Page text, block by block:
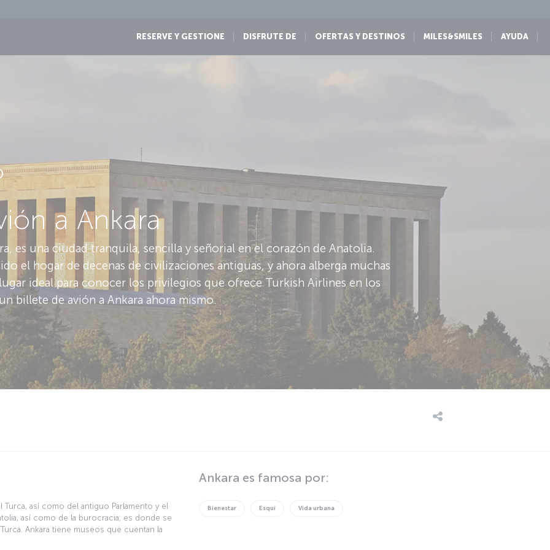
RESERVE Y GESTIONE DISFRUTE DE OFERTAS Y DESTINOS MILES&SMILES AYUDA
a Ankara
es una ciudad tranquila, sencilla y señorial en el corazón de Anatolia.
el hogar de decenas de civilizaciones antiguas, y ahora alberga muchas
ideal para conocer los privilegios que ofrece Turkish Airlines en los
billete de avión a Ankara ahora mismo.
Turca, así como del antiguo Parlamento y el
así como de la burocracia; es donde se
Ankara tiene museos que cuentan la
Ankara es famosa por:
Bienestar Esquí Vida urbana